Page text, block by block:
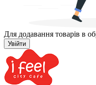
Для додавання товарів в
Увійти